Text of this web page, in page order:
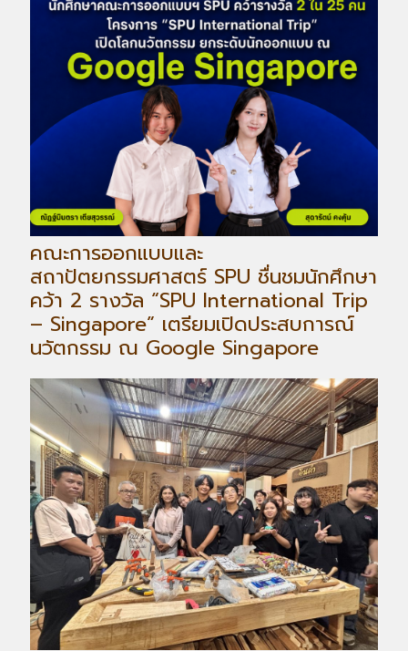
คณะการออกแบบและ
สถาปัตยกรรมศาสตร์ SPU ชื่นชมนักศึกษา
คว้า 2 รางวัล “SPU International Trip
– Singapore” เตรียมเปิดประสบการณ์
นวัตกรรม ณ Google Singapore